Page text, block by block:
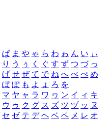
ぱ ま や ゃ ら わ ゎ ん い ぃ
り う ぅ く ぐ す ず つ づ っ
げ せ ぜ て で ね へ べ ぺ め
ぼ ぽ も よ ょ ろ を
マ ヤ ャ ラ ワ ヮ ン イ ィ キ
ウ ゥ ク グ ス ズ ツ ヅ ッ ヌ
セ ゼ テ デ ヘ ベ ペ メ レ オ